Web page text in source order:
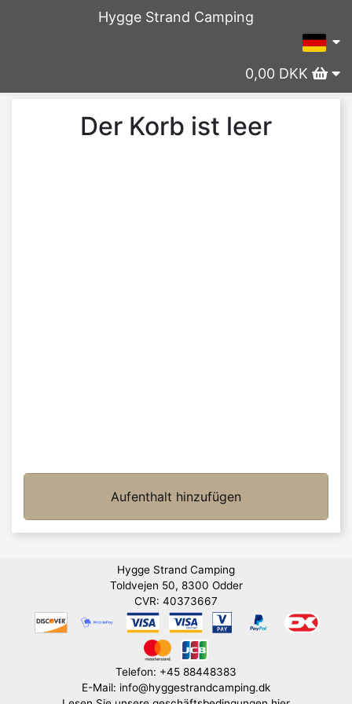
Hygge Strand Camping
0,00 DKK
Der Korb ist leer
Aufenthalt hinzufügen
Hygge Strand Camping
Toldvejen 50, 8300 Odder
CVR: 40373667
Telefon: +45 88448383
E-Mail: info@hyggestrandcamping.dk